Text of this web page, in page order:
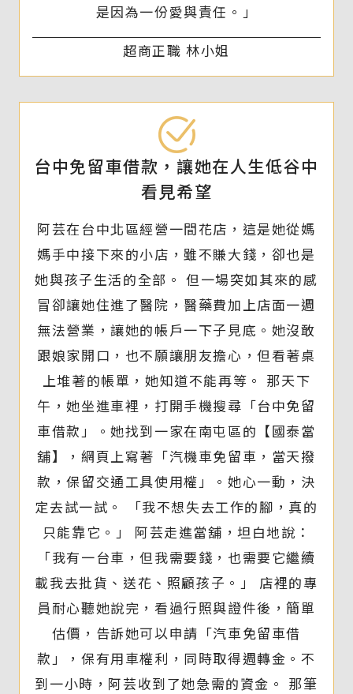
是因為一份愛與責任。」
超商正職 林小姐
台中免留車借款，讓她在人生低谷中
看見希望
阿芸在台中北區經營一間花店，這是她從媽
媽手中接下來的小店，雖不賺大錢，卻也是
她與孩子生活的全部。 但一場突如其來的感
冒卻讓她住進了醫院，醫藥費加上店面一週
無法營業，讓她的帳戶一下子見底。她沒敢
跟娘家開口，也不願讓朋友擔心，但看著桌
上堆著的帳單，她知道不能再等。 那天下
午，她坐進車裡，打開手機搜尋「台中免留
車借款」。她找到一家在南屯區的【國泰當
舖】，網頁上寫著「汽機車免留車，當天撥
款，保留交通工具使用權」。她心一動，決
定去試一試。 「我不想失去工作的腳，真的
只能靠它。」 阿芸走進當舖，坦白地說：
「我有一台車，但我需要錢，也需要它繼續
載我去批貨、送花、照顧孩子。」 店裡的專
員耐心聽她說完，看過行照與證件後，簡單
估價，告訴她可以申請「汽車免留車借
款」，保有用車權利，同時取得週轉金。不
到一小時，阿芸收到了她急需的資金。 那筆